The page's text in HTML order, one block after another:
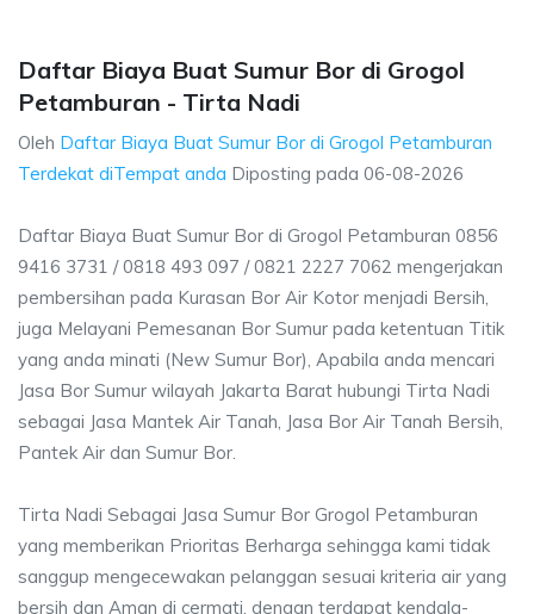
Daftar Biaya Buat Sumur Bor di Grogol
Petamburan - Tirta Nadi
Oleh Daftar Biaya Buat Sumur Bor di Grogol Petamburan
Terdekat diTempat anda Diposting pada 06-08-2026
Daftar Biaya Buat Sumur Bor di Grogol Petamburan 0856
9416 3731 / 0818 493 097 / 0821 2227 7062 mengerjakan
pembersihan pada Kurasan Bor Air Kotor menjadi Bersih,
juga Melayani Pemesanan Bor Sumur pada ketentuan Titik
yang anda minati (New Sumur Bor), Apabila anda mencari
Jasa Bor Sumur wilayah Jakarta Barat hubungi Tirta Nadi
sebagai Jasa Mantek Air Tanah, Jasa Bor Air Tanah Bersih,
Pantek Air dan Sumur Bor.
Tirta Nadi Sebagai Jasa Sumur Bor Grogol Petamburan
yang memberikan Prioritas Berharga sehingga kami tidak
sanggup mengecewakan pelanggan sesuai kriteria air yang
bersih dan Aman di cermati, dengan terdapat kendala-